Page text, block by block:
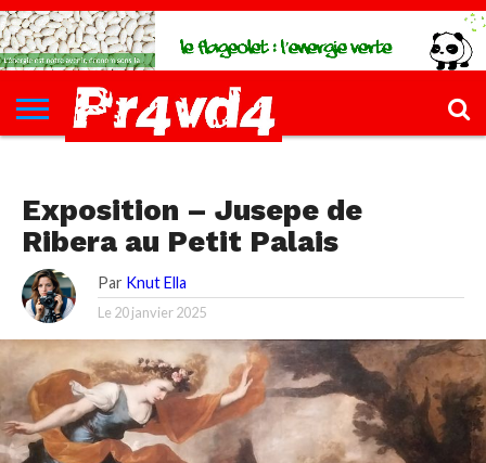
L’INFØ
PØLITIQUE
ECONØMIE
КULTURE
SANTÉ
FILLETTE
FORMATIONS
CONTACT
Exposition – Jusepe de
Ribera au Petit Palais
Par Knut Ella
Le 20 janvier 2025